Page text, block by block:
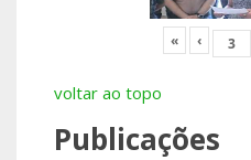
« ‹
voltar ao topo
Publicações